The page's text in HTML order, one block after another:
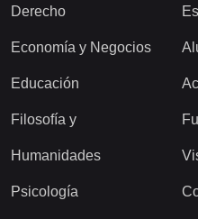
Derecho
Economía y Negocios
Educación
Filosofía y
Humanidades
Psicología